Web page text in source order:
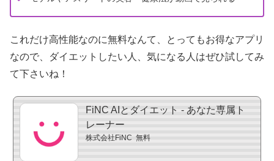
これだけ高性能なのに無料なんて、とってもお得なアプリ
なので、ダイエットしたい人、気になる人はぜひ試してみ
て下さいね！
FiNC AIとダイエット - あなた専属ト
レーナー
株式会社FiNC 無料